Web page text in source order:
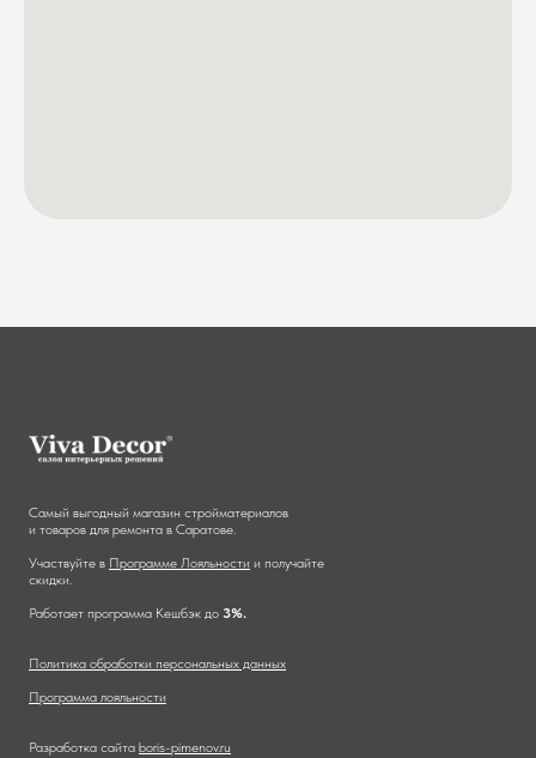
Самый выгодный магазин стройматериалов
и товаров для ремонта в Саратове.
Участвуйте в Программе Лояльности и получайте
скидки.
Работает программа Кешбэк до 3%.
Политика обработки персональных данных
Программа лояльности
Разработка сайта boris-pimenov.ru